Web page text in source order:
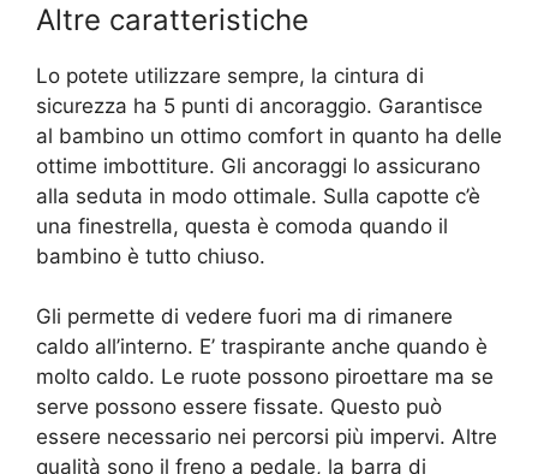
Altre caratteristiche
Lo potete utilizzare sempre, la cintura di
sicurezza ha 5 punti di ancoraggio. Garantisce
al bambino un ottimo comfort in quanto ha delle
ottime imbottiture. Gli ancoraggi lo assicurano
alla seduta in modo ottimale. Sulla capotte c’è
una finestrella, questa è comoda quando il
bambino è tutto chiuso.
Gli permette di vedere fuori ma di rimanere
caldo all’interno. E’ traspirante anche quando è
molto caldo. Le ruote possono piroettare ma se
serve possono essere fissate. Questo può
essere necessario nei percorsi più impervi. Altre
qualità sono il freno a pedale, la barra di